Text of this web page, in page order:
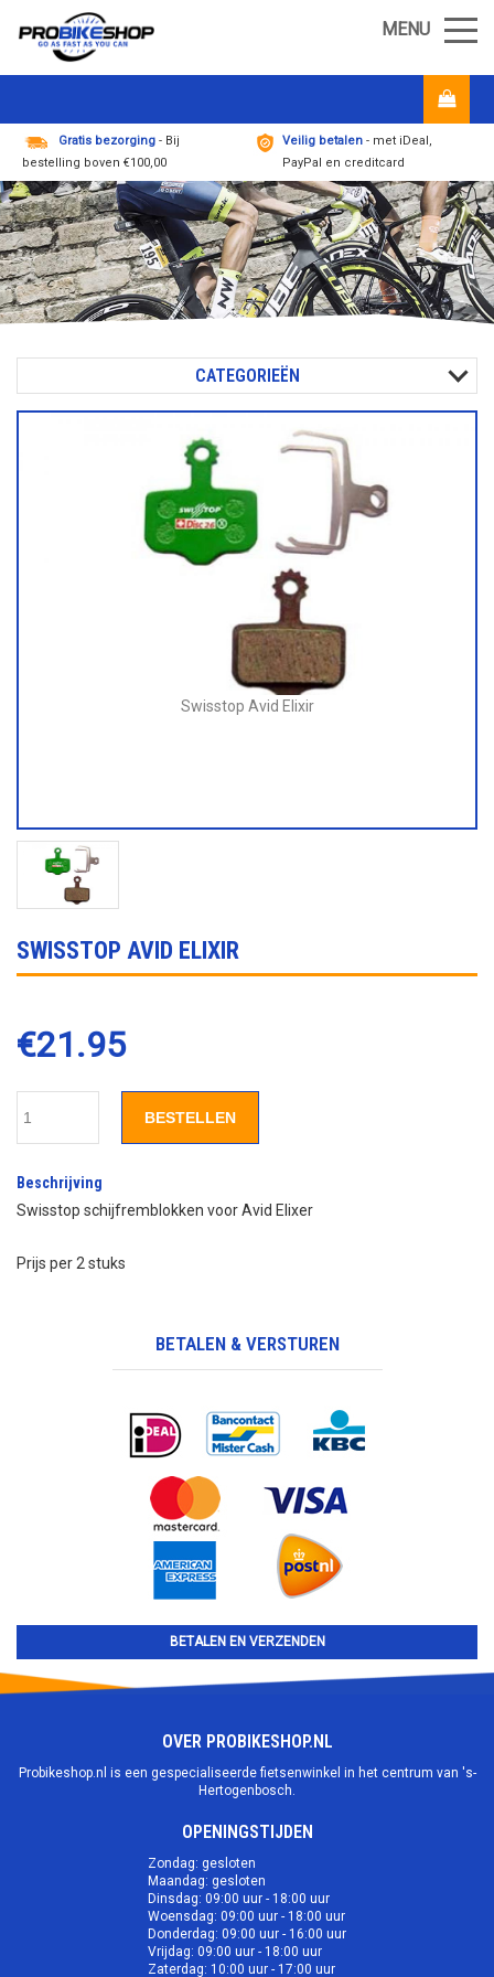
MENU
Gratis bezorging - Bij
bestelling boven €100,00
Veilig betalen - met iDeal,
PayPal en creditcard
CATEGORIEËN
Swisstop Avid Elixir
SWISSTOP AVID ELIXIR
€21.95
BESTELLEN
Beschrijving
Swisstop schijfremblokken voor Avid Elixer
Prijs per 2 stuks
BETALEN & VERSTUREN
BETALEN EN VERZENDEN
OVER PROBIKESHOP.NL
Probikeshop.nl is een gespecialiseerde fietsenwinkel in het centrum van 's-
Hertogenbosch.
OPENINGSTIJDEN
Zondag: gesloten
Maandag: gesloten
Dinsdag: 09:00 uur - 18:00 uur
Woensdag: 09:00 uur - 18:00 uur
Donderdag: 09:00 uur - 16:00 uur
Vrijdag: 09:00 uur - 18:00 uur
Zaterdag: 10:00 uur - 17:00 uur